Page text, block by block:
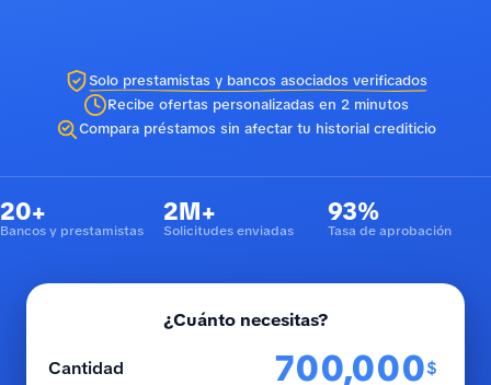
Solo prestamistas y bancos asociados verificados
Recibe ofertas personalizadas en 2 minutos
Compara préstamos sin afectar tu historial crediticio
20+
Bancos y prestamistas
2M+
Solicitudes enviadas
93%
Tasa de aprobación
¿Cuánto necesitas?
Cantidad $